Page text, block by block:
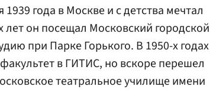
года в Москве и с детства мечтал
лет он посещал Московский городской
при Парке Горького. В 1950-х годах
в ГИТИС, но вскоре перешел
театральное училище имени